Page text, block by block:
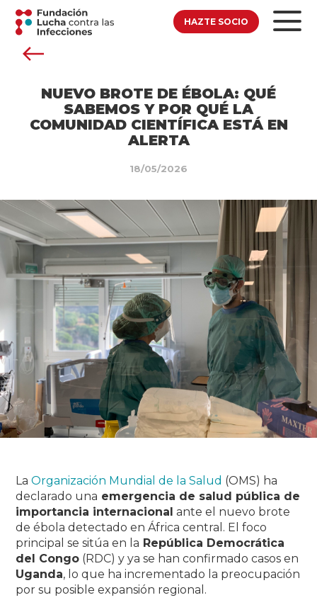
HAZTE SOCIO
NUEVO BROTE DE ÉBOLA: QUÉ
SABEMOS Y POR QUÉ LA
COMUNIDAD CIENTÍFICA ESTÁ EN
ALERTA
18/05/2026
LaOrganización Mundial de la Salud (OMS) ha
declarado una emergencia de salud pública de
importancia internacional ante el nuevo brote
de ébola detectado en África central. El foco
principal se sitúa en la República Democrática
del Congo (RDC) y ya se han confirmado casos en
Uganda, lo que ha incrementado la preocupación
por su posible expansión regional.